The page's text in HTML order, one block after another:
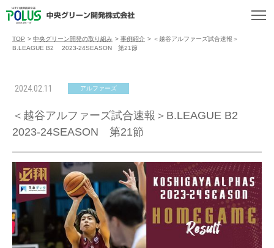
TOP > 中央グリーン開発の取り組み > 事例紹介 > ＜越谷アルファーズ試合速報＞
B.LEAGUE B2 2023-24SEASON 第21節
2024.02.11 アルファーズ
＜越谷アルファーズ試合速報＞B.LEAGUE B2
2023-24SEASON 第21節